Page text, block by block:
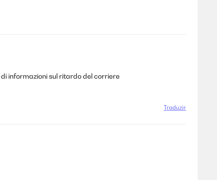
informazioni sul ritardo del corriere
Traduzir